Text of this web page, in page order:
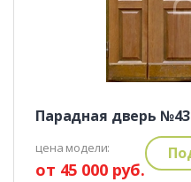
Парадная дверь №43
цена модели:
от 45 000 руб.